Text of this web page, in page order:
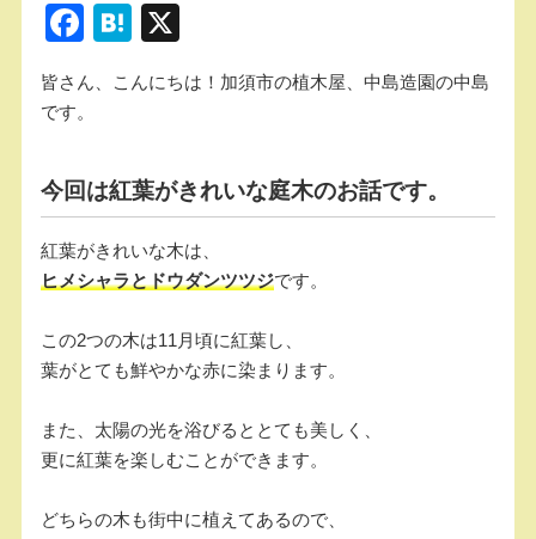
F
c
b
o
o
k
H
e
a
皆さん、こんにちは！加須市の植木屋、中島造園の中島
です。
今回は紅葉がきれいな庭木のお話です。
紅葉がきれいな木は、
ヒメシャラとドウダンツツジです。
この2つの木は11月頃に紅葉し、
葉がとても鮮やかな赤に染まります。
また、太陽の光を浴びるととても美しく、
更に紅葉を楽しむことができます。
どちらの木も街中に植えてあるので、